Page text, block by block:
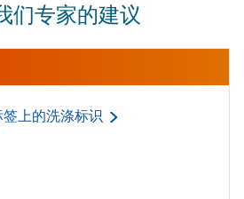
们专家的建议
上的洗涤标识